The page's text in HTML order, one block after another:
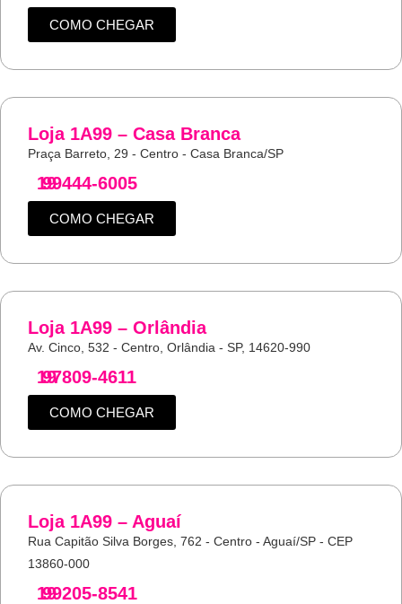
COMO CHEGAR
Loja 1A99 – Casa Branca
Praça Barreto, 29 - Centro - Casa Branca/SP
19
99444-6005
COMO CHEGAR
Loja 1A99 – Orlândia
Av. Cinco, 532 - Centro, Orlândia - SP, 14620-990
19
97809-4611
COMO CHEGAR
Loja 1A99 – Aguaí
Rua Capitão Silva Borges, 762 - Centro - Aguaí/SP - CEP
13860-000
19
99205-8541